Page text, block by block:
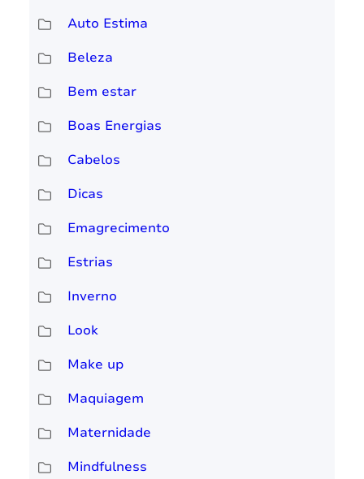
Auto Estima
Beleza
Bem estar
Boas Energias
Cabelos
Dicas
Emagrecimento
Estrias
Inverno
Look
Make up
Maquiagem
Maternidade
Mindfulness